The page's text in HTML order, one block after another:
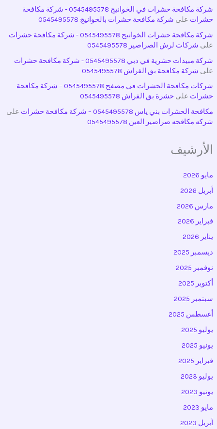
شركة مكافحة حشرات في الخوانيج 0545495578 - شركة مكافحة
حشرات على شركة مكافحة حشرات بالخوانيج 0545495578
شركة مكافحة حشرات الخوانيج 0545495578 - شركة مكافحة حشرات
على شركات لرش الصراصير 0545495578
شركة مبيدات حشرية في دبي 0545495578 - شركة مكافحة حشرات
على شركة مكافحة بق الفراش 0545495578
شركات مكافحة الحشرات في مصفح 0545495578 – شركة مكافحة
حشرات على حشرة بق الفراش 0545495578
مكافحة الحشرات بني ياس 0545495578 – شركة مكافحة حشرات
على
شركه مكافحه صراصير العين 0545495578
الأرشيف
مايو 2026
أبريل 2026
مارس 2026
فبراير 2026
يناير 2026
ديسمبر 2025
نوفمبر 2025
أكتوبر 2025
سبتمبر 2025
أغسطس 2025
يوليو 2025
يونيو 2025
فبراير 2025
يوليو 2023
يونيو 2023
مايو 2023
أبريل 2023